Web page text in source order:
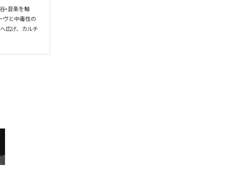
×音楽を軸
ヴと中毒性の
広げ、カルチ